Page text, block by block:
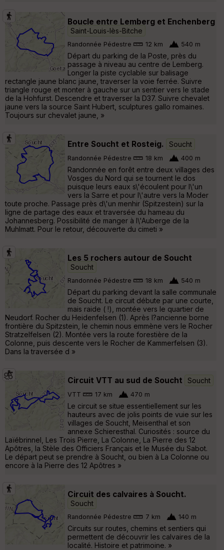
Boucle entre Lemberg et Enchenberg
Saint-Louis-lès-Bitche
Randonnée Pédestre 12 km 540 m
Départ du parking de la Poste, près du
passage à niveau au centre de Lemberg.
Longer la piste cyclable sur balisage
rectangle jaune blanc jaune, traverser la voie ferrée. Suivre
triangle rouge et monter à gauche sur un sentier vers le stade
de la Hohfurst. Descendre et traverser la D37. Suivre chevalet
jaune vers la source Saint Hubert, sculptures gallo romaines.
Toujours sur chevalet jaune, »
Entre Soucht et Rosteig. Soucht
Randonnée Pédestre 18 km 400 m
Randonnée en forêt entre deux villages des
Vosges du Nord qui se tournent le dos
puisque leurs eaux s\'écoulent pour l\'un
vers la Sarre et pour l\'autre vers la Moder
toute proche. Passage près d\'un menhir (Spitzestein) sur la
ligne de partage des eaux et traversée du hameau du
Johannesberg. Possibilité de manger à l\'Auberge de la
Muhlmatt. Pour le retour, découverte du cimeti »
Les 5 rochers autour de Soucht
Soucht
Randonnée Pédestre 18 km 540 m
Départ du parking devant la salle communale
de Soucht. Le circuit débute par une courte,
mais raide ( !), montée vers le quartier de
Neudorf. Rocher du Heidenfelsen (1). Après l?ancienne borne
frontière du Spitzstein, le chemin nous emmène vers le Rocher
Stratzelfelsen (2). Montée vers la route forestière de la
Colonne, puis descente vers le Rocher de Kammerfelsen (3).
Dans la traversée d »
Circuit VTT au sud de Soucht Soucht
VTT 17 km 470 m
Le circuit se situe essentiellement sur les
hauteurs avec de jolis points de vuie sur les
villages de Soucht, Meisenthal et son
annexe Schieresthal. Curiosités : source du
Laïébrinnel, Les Trois Pierre, La Colonne, La Pierre des 12
Apôtres, la Stèle des Officiers Français et le Musée du Sabot.
Le départ peut se prendre à Soucht, ou bien à La Colonne ou
encore à la Pierre des 12 Apôtres »
Circuit des calvaires à Soucht.
Soucht
Randonnée Pédestre 7 km 140 m
Circuits sur routes, chemins et sentiers qui
permettent de découvrir les calvaires de la
localité. Histoire et patrimoine. »